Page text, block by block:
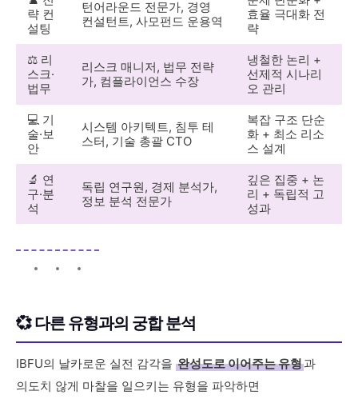
략 컨
설팅
턴어라운드 전문가, 경영
컨설턴트, 사모펀드 운용역
효율 극대화 전
략
⚖️ 리
스크·
법무
리스크 매니저, 법무 전략
가, 컴플라이언스 수장
냉철한 논리 +
선제적 시나리
오 관리
💻 기
술·보
안
시스템 아키텍트, 침투 테
스터, 기술 총괄 CTO
복잡 구조 단순
화 + 최소 리소
스 설계
🔬 연
구·분
석
독립 연구원, 경제 분석가,
정보 분석 전문가
깊은 집중 + 논
리 + 독립적 고
성과
💞 다른 유형과의 궁합 분석
IBFU의 날카로운 실전 감각을 완성도로 이어주는 유형과
의도치 않게 마찰을 일으키는 유형을 파악하면